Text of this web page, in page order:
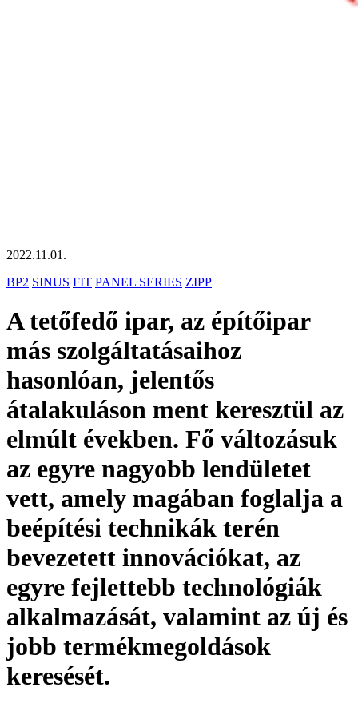
2022.11.01.
BP2 SINUS FIT PANEL SERIES ZIPP
A tetőfedő ipar, az építőipar
más szolgáltatásaihoz
hasonlóan, jelentős
átalakuláson ment keresztül az
elmúlt években. Fő változásuk
az egyre nagyobb lendületet
vett, amely magában foglalja a
beépítési technikák terén
bevezetett innovációkat, az
egyre fejlettebb technológiák
alkalmazását, valamint az új és
jobb termékmegoldások
keresését.